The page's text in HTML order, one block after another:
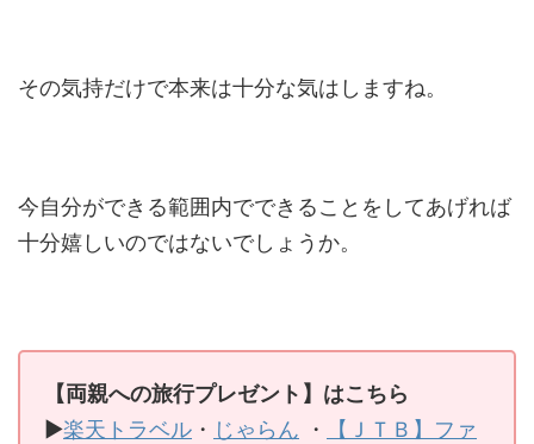
その気持だけで本来は十分な気はしますね。
今自分ができる範囲内でできることをしてあげれば
十分嬉しいのではないでしょうか。
【両親への旅行プレゼント】はこちら
▶楽天トラベル ・ じゃらん ・
【ＪＴＢ】ファ